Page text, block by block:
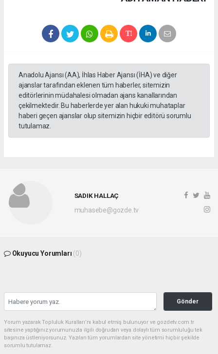
Anadolu Ajansı (AA), İhlas Haber Ajansı (İHA) ve diğer
ajanslar tarafından eklenen tüm haberler, sitemizin
editörlerinin müdahalesi olmadan ajans kanallarından
çekilmektedir. Bu haberlerde yer alan hukuki muhataplar
haberi geçen ajanslar olup sitemizin hiçbir editörü sorumlu
tutulamaz.
SADIK HALLAÇ
muhasebe@gozde.tv
Okuyucu Yorumları (0)
Gönder
Yorum yazarak Topluluk Kuralları’nı kabul etmiş bulunuyor ve gozdetv.com.tr
sitesine yaptığınız yorumunuzla ilgili doğrudan veya dolaylı tüm sorumluluğu tek
başınıza üstleniyorsunuz. Yazılan tüm yorumlardan site yönetimi hiçbir şekilde
sorumlu tutulamaz.